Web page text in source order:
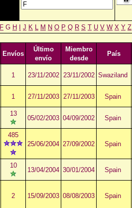
F G H J K L M N O P Q R S T U V W X Y Z
Envíos
Último
envío
Miembro
desde
País
1 23/11/2002 23/11/2002 Swaziland
1 27/11/2003 27/11/2003 Spain
13
05/02/2003 04/09/2002 Spain
485
25/06/2004 27/09/2002 Spain
10
13/04/2004 30/01/2004 Spain
2 15/09/2003 08/08/2003 Spain